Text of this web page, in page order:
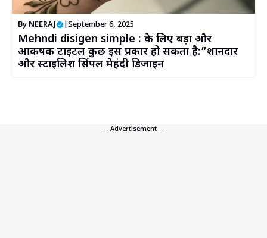
By NEERAJ September 6, 2025
Mehndi disigen simple : के लिए बड़ा और
आकर्षक टाइटल कुछ इस प्रकार हो सकता है:”शानदार
और स्टाइलिश सिंपल मेहंदी डिजाइन
---Advertisement---